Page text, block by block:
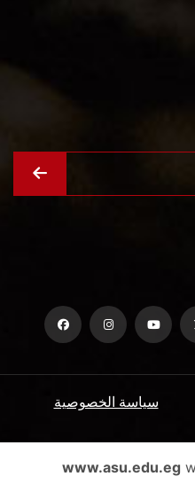
سياسة الخصوصية
الأسئلة الشائعة
www.asu.edu.eg